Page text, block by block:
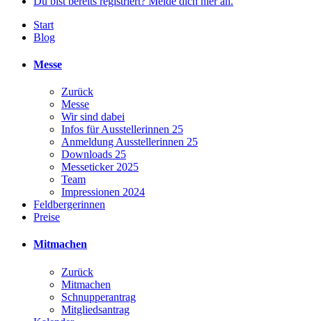
Start
Blog
Messe
Zurück
Messe
Wir sind dabei
Infos für Ausstellerinnen 25
Anmeldung Ausstellerinnen 25
Downloads 25
Messeticker 2025
Team
Impressionen 2024
Feldbergerinnen
Preise
Mitmachen
Zurück
Mitmachen
Schnupperantrag
Mitgliedsantrag